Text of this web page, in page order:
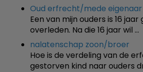
Oud erfrecht/mede eigenaar
Een van mijn ouders is 16 jaar
overleden. Na die 16 jaar wil …
nalatenschap zoon/broer
Hoe is de verdeling van de
gestorven kind naar ouders